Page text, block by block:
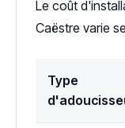
Le coût
Caëstre varie
Type